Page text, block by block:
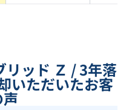
リッド Ｚ / 3年落
いただいたお客